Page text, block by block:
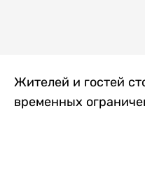
Жителей и гостей
временных